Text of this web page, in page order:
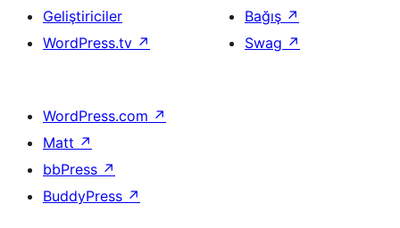
Geliştiriciler
WordPress.tv ↗
Bağış ↗
Swag ↗
WordPress.com ↗
Matt ↗
bbPress ↗
BuddyPress ↗